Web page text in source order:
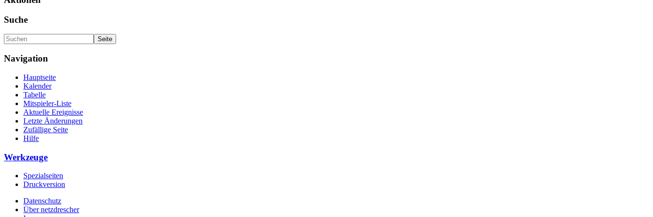
Suche
Navigation
Hauptseite
Kalender
Tabelle
Mitspieler-Liste
Aktuelle Ereignisse
Letzte Änderungen
Zufällige Seite
Hilfe
Werkzeuge
Spezialseiten
Druckversion
Datenschutz
Über netzdrescher